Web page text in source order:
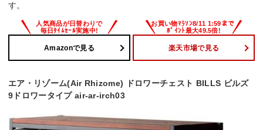
す。
Amazonで見る 楽天市場で見る
エア・リゾーム(Air Rhizome) ドロワーチェスト BILLS ビルズ
9ドロワータイプ air-ar-irch03